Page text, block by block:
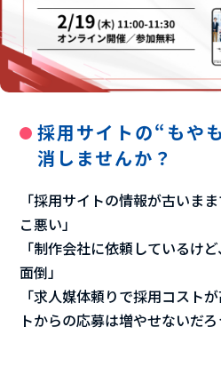
採用サイトの“もや
消しませんか？
「採用サイトの情報が古いま
こ悪い」
「制作会社に依頼しているけ
面倒」
「求人媒体頼りで採用コスト
トからの応募は増やせないだろ